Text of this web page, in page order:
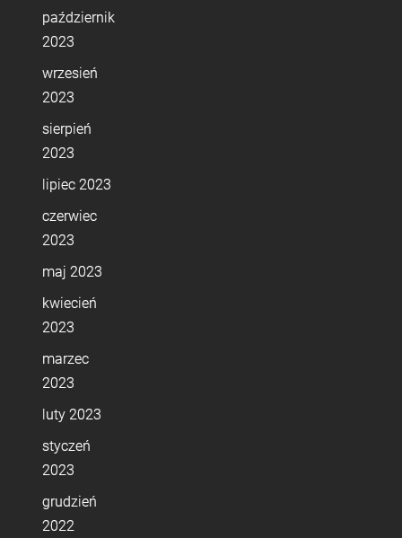
październik
2023
wrzesień
2023
sierpień
2023
lipiec 2023
czerwiec
2023
maj 2023
kwiecień
2023
marzec
2023
luty 2023
styczeń
2023
grudzień
2022